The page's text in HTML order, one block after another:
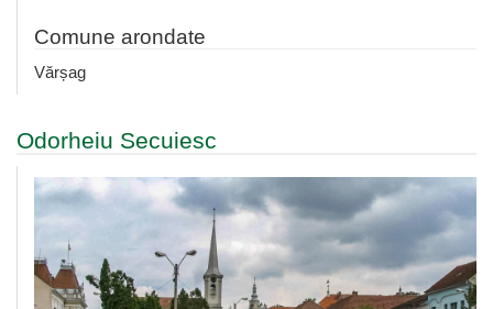
Comune arondate
Vărșag
Odorheiu Secuiesc